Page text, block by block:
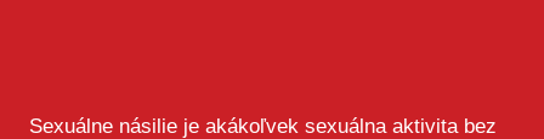
Sexuálne násilie je akákoľvek sexuálna aktivita bez